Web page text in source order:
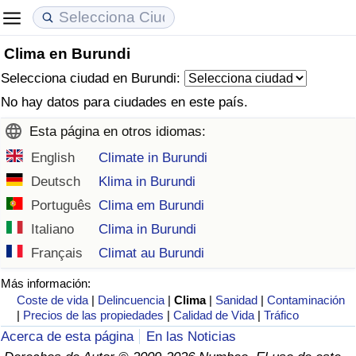
Clima en Burundi
Selecciona ciudad en Burundi:
No hay datos para ciudades en este país.
Esta página en otros idiomas:
English
Climate in Burundi
Deutsch
Klima in Burundi
Português Clima em Burundi
Italiano
Clima in Burundi
Français
Climat au Burundi
Más información:
Coste de vida | Delincuencia |Clima | Sanidad |Contaminación
| Precios de las propiedades |Calidad de Vida |Tráfico
Acerca de esta página
En las Noticias
Coste de vida
Índice de Costo de Vida (Actual)
Índice de Costo de Vida
Índice de costo de vida por país
en aqaba
Precios de las propiedades
Índice de Precios de Inmuebles (Actual)
Índice de Precios de Inmuebles
Índice de Precios de Inmuebles por País
Calidad de Vida
Índice de Calidad de Vida
Índice de Calidad de Vida (Actual)
Índice de calidad de vida por país
Delincuencia
Calificación del Índice de Criminalidad
(Actual)
Índice de Criminalidad